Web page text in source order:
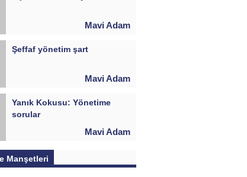
Mavi Adam
Şeffaf yönetim şart
Mavi Adam
Yanık Kokusu: Yönetime
sorular
Mavi Adam
Manşetleri